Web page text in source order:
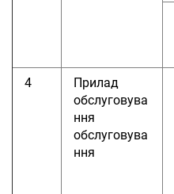
4
Прилад
обслуговува
ння
обслуговува
ння